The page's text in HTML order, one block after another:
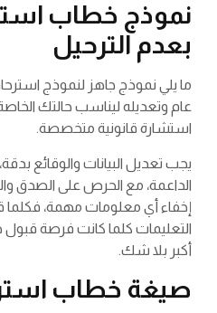
نموذج خطاب
بعدم الترحيل
ما يلي نموذج جاهز لنموذج
عام وتعديله ليناسب حالتك
استشارة قانونية متخصصة.
يجب تعديل البيانات والوقائع
الداعمة، مع الحرص على الصدق
إخفاء أي معلومات مهمة، فكلما
التعليمات كلما كانت فرصة قبول
أكبر بلا شك.
صيغة خطاب